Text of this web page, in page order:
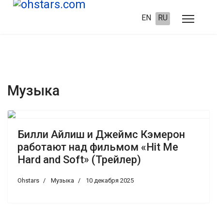
EN RU
Музыка
Билли Айлиш и Джеймс Кэмерон
работают над фильмом «Hit Me
Hard and Soft» (Трейлер)
Ohstars Музыка 10 декабря 2025